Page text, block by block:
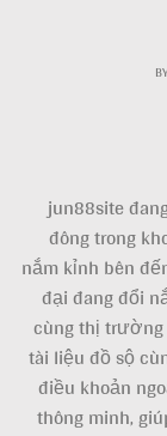
BY
jun88site
đông trong
nắm kỉnh bên
đại đang đổi
cùng thị
tài liệu đồ sộ
điều khoản
thông minh,